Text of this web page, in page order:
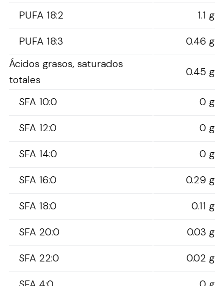
PUFA 18:2
1.1 g
PUFA 18:3
0.46 g
Ácidos grasos, saturados
totales
0.45 g
SFA 10:0
0 g
SFA 12:0
0 g
SFA 14:0
0 g
SFA 16:0
0.29 g
SFA 18:0
0.11 g
SFA 20:0
0.03 g
SFA 22:0
0.02 g